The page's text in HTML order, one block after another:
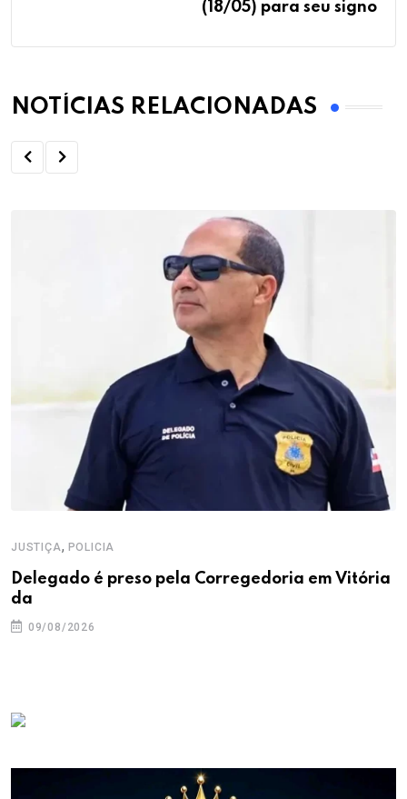
(18/05) para seu signo
NOTÍCIAS RELACIONADAS
JUSTIÇA, POLICIA
Delegado é preso pela Corregedoria em Vitória
da
09/08/2026